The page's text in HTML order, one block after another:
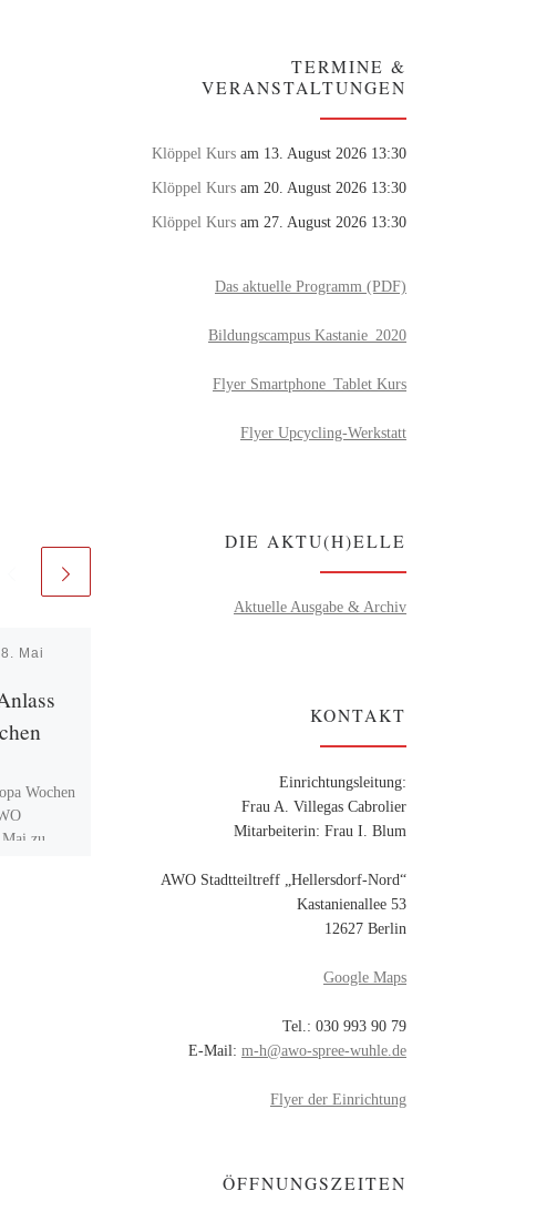
8. Mai
Wochen
zu
Möglichkeiten“ –
Ruhestand in
Marzahn-Hellersdorf
Am 2. Juli 2026 fand im
Bezirklichen
Informationszentrum (BIZ)
alljährliche
„Aktiv in den Ruhestand in
Marzahn-Hellersdorf“ statt.
[…]
TERMINE &
VERANSTALTUNGEN
Klöppel Kurs am 13. August 2026 13:30
Klöppel Kurs am 20. August 2026 13:30
Klöppel Kurs am 27. August 2026 13:30
Das aktuelle Programm (PDF)
Bildungscampus Kastanie_2020
Flyer Smartphone_Tablet Kurs
Flyer Upcycling-Werkstatt
DIE AKTU(H)ELLE
Aktuelle Ausgabe & Archiv
KONTAKT
Einrichtungsleitung:
Frau A. Villegas Cabrolier
Mitarbeiterin: Frau I. Blum
AWO Stadtteiltreff „Hellersdorf-Nord“
Kastanienallee 53
12627 Berlin
Google Maps
Tel.: 030 993 90 79
E-Mail: m-h@awo-spree-wuhle.de
Flyer der Einrichtung
ÖFFNUNGSZEITEN